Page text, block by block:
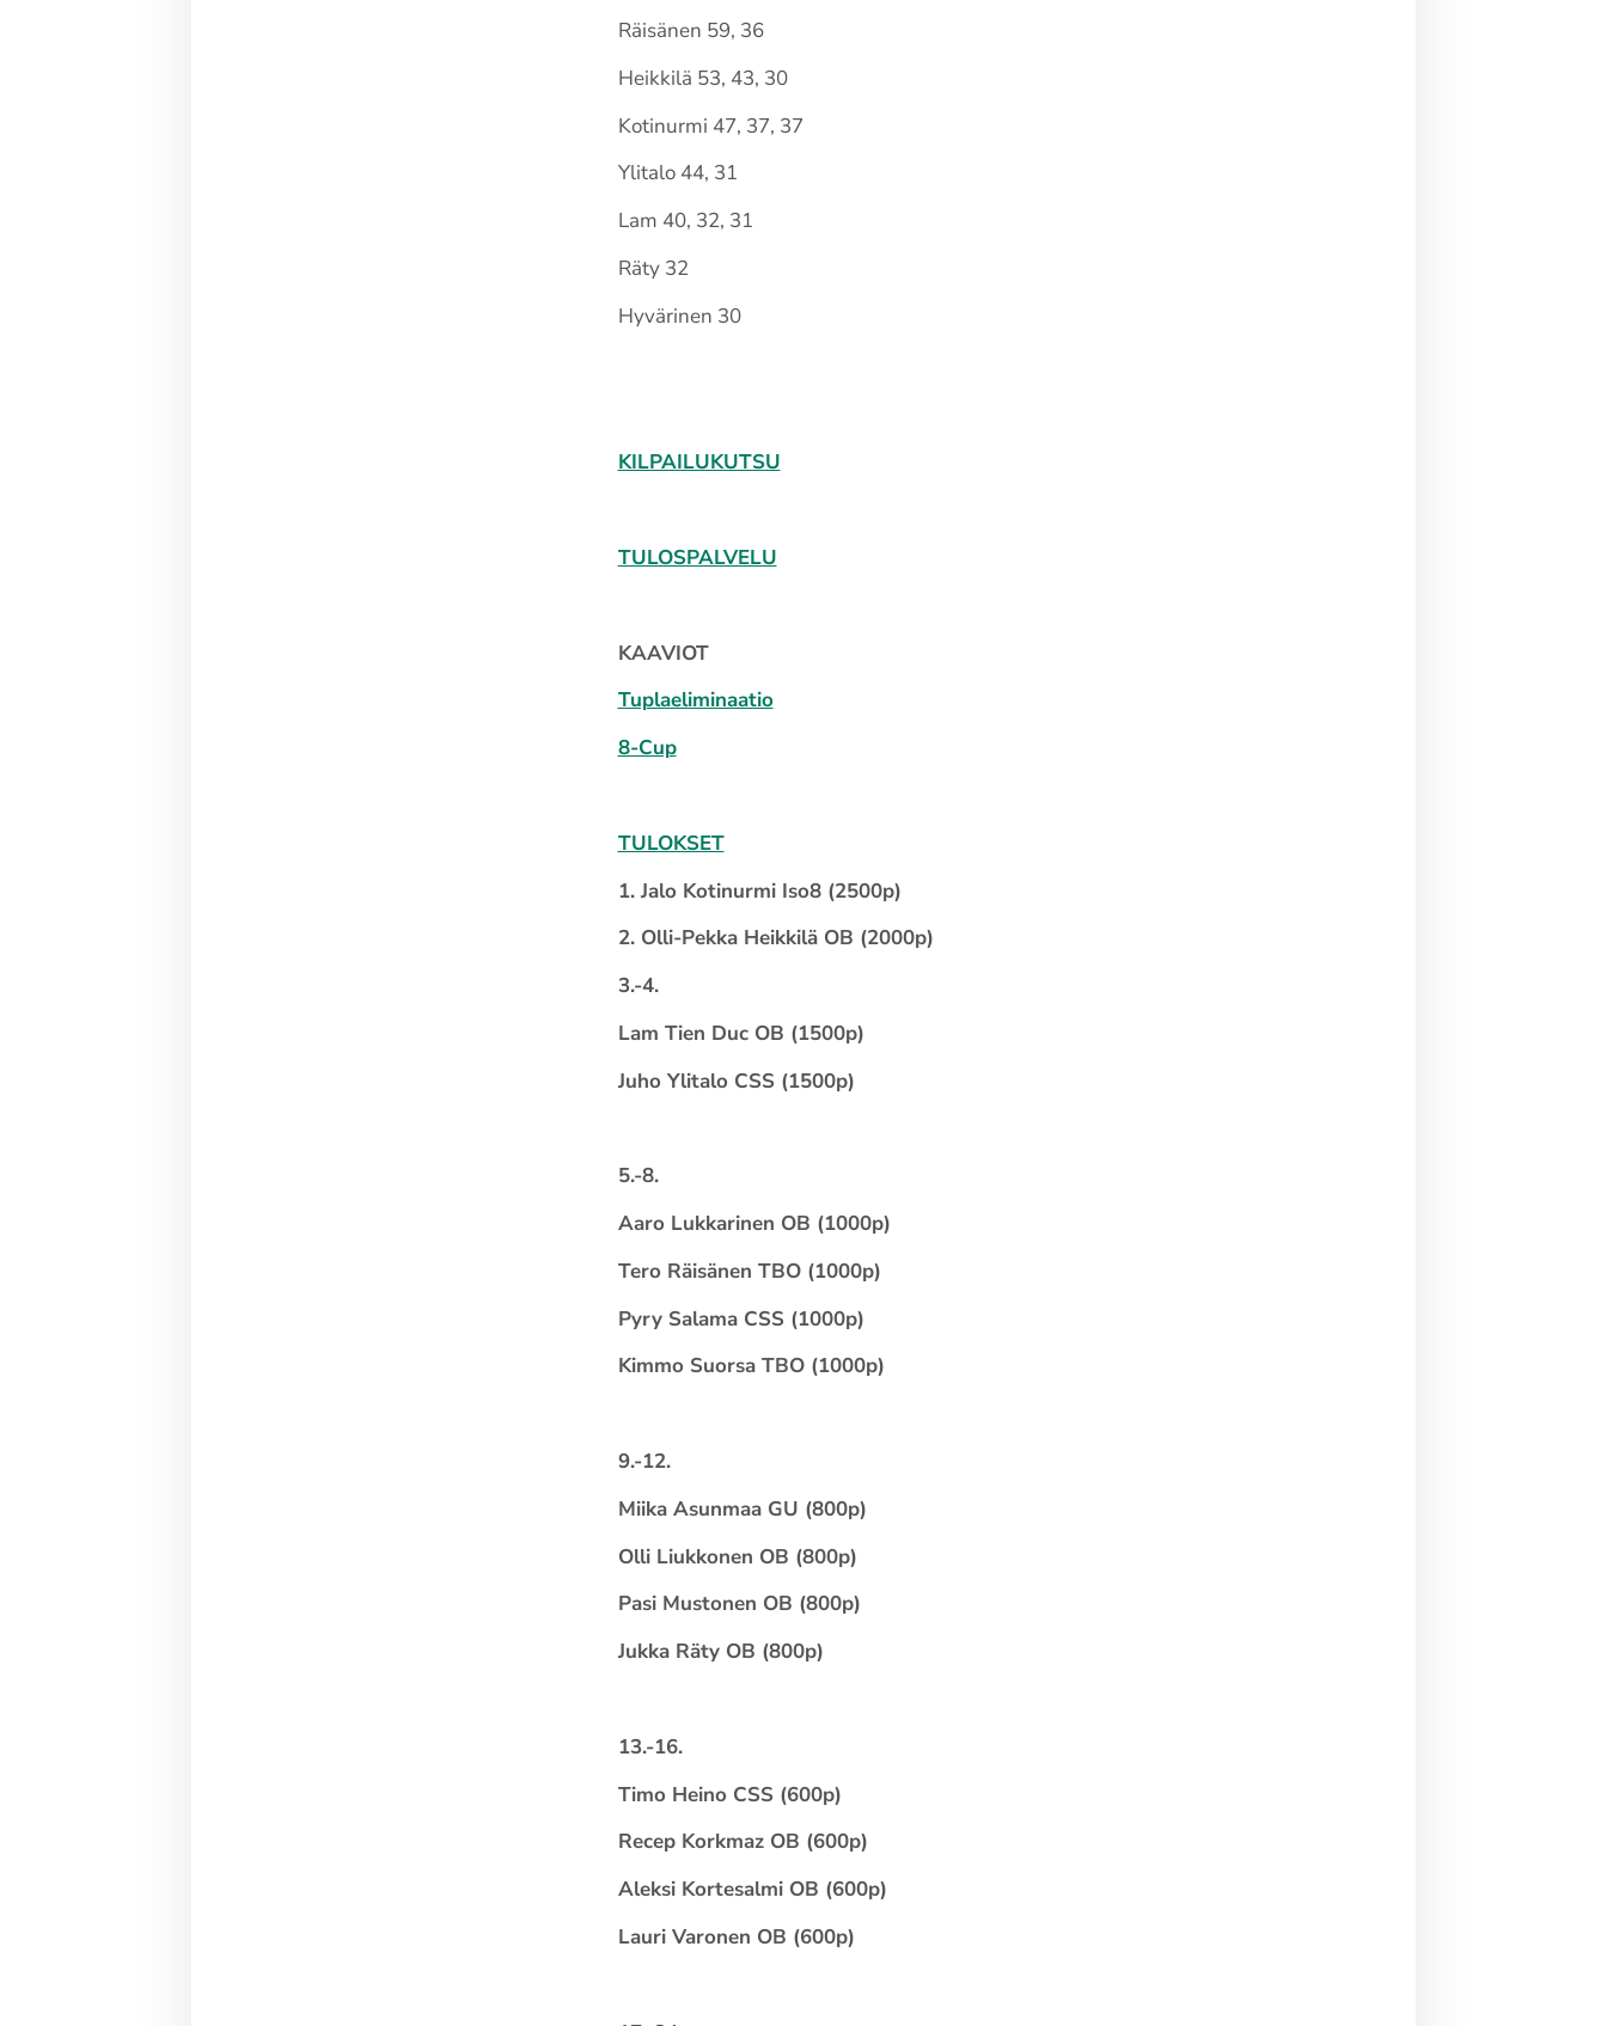
Räisänen 59, 36
Heikkilä 53, 43, 30
Kotinurmi 47, 37, 37
Ylitalo 44, 31
Lam 40, 32, 31
Räty 32
Hyvärinen 30
KILPAILUKUTSU
TULOSPALVELU
KAAVIOT
Tuplaeliminaatio
8-Cup
TULOKSET
1. Jalo Kotinurmi Iso8 (2500p)
2. Olli-Pekka Heikkilä OB (2000p)
3.-4.
Lam Tien Duc OB (1500p)
Juho Ylitalo CSS (1500p)
5.-8.
Aaro Lukkarinen OB (1000p)
Tero Räisänen TBO (1000p)
Pyry Salama CSS (1000p)
Kimmo Suorsa TBO (1000p)
9.-12.
Miika Asunmaa GU (800p)
Olli Liukkonen OB (800p)
Pasi Mustonen OB (800p)
Jukka Räty OB (800p)
13.-16.
Timo Heino CSS (600p)
Recep Korkmaz OB (600p)
Aleksi Kortesalmi OB (600p)
Lauri Varonen OB (600p)